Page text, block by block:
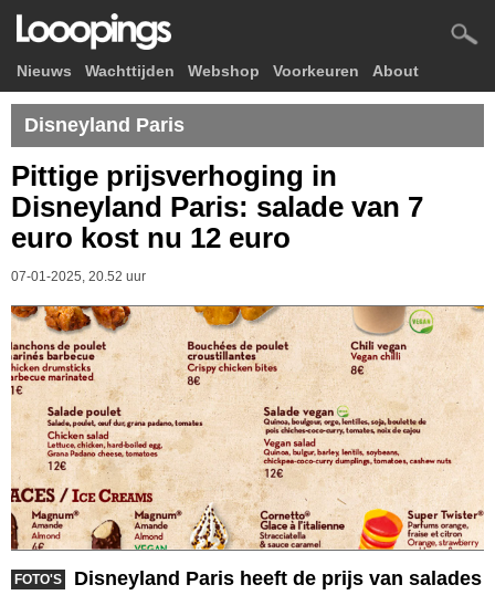
Nieuws Wachttijden Webshop Voorkeuren About
Disneyland Paris
Pittige prijsverhoging in
Disneyland Paris: salade van 7
euro kost nu 12 euro
07-01-2025, 20.52 uur
FOTO'S
Disneyland Paris heeft de prijs van salades